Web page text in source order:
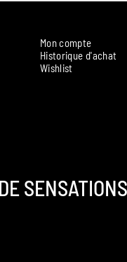
Mon compte
Historique d'achat
Wishlist